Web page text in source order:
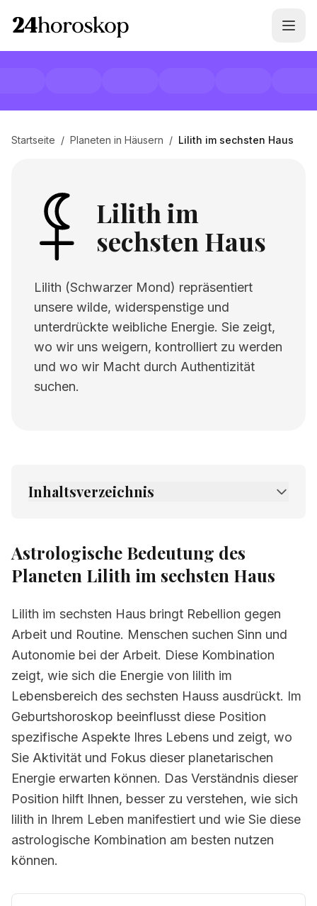
Startseite / Planeten in Häusern / Lilith im sechsten Haus
Lilith im
sechsten Haus
Lilith (Schwarzer Mond) repräsentiert
unsere wilde, widerspenstige und
unterdrückte weibliche Energie. Sie zeigt,
wo wir uns weigern, kontrolliert zu werden
und wo wir Macht durch Authentizität
suchen.
Inhaltsverzeichnis
2. Verwandte Seiten
Astrologische Bedeutung des
Planeten Lilith im sechsten Haus
Lilith im sechsten Haus bringt Rebellion gegen
Arbeit und Routine. Menschen suchen Sinn und
Autonomie bei der Arbeit. Diese Kombination
zeigt, wie sich die Energie von lilith im
Lebensbereich des sechsten Hauss ausdrückt. Im
Geburtshoroskop beeinflusst diese Position
spezifische Aspekte Ihres Lebens und zeigt, wo
Sie Aktivität und Fokus dieser planetarischen
Energie erwarten können. Das Verständnis dieser
Position hilft Ihnen, besser zu verstehen, wie sich
lilith in Ihrem Leben manifestiert und wie Sie diese
astrologische Kombination am besten nutzen
können.